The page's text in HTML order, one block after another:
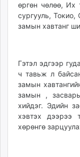
mminfo.mn
ugluu.mn
shudarga.mn
shuurhai.mn
unuudur.mn
isee.mn
mglradio.com
fact.mn
өргөн чөлөө, Их
сургууль,
замын хавтанг
Гэтэл эдгээр
ч тавьж л
замын
замын ,
хийдэг. Эдийн
хэвтэх дээрээ
хөрөнгө